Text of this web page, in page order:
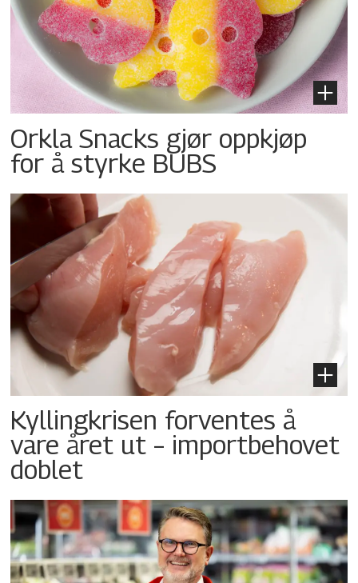
Orkla Snacks gjør oppkjøp
for å styrke BUBS
Kyllingkrisen forventes å
vare året ut – importbehovet
doblet